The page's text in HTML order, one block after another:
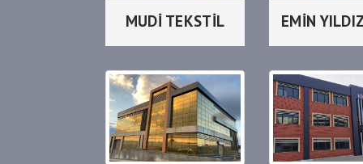
MUDİ TEKSTİL